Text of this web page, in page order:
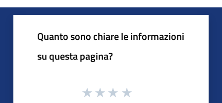
Quanto sono chiare le informazioni
su questa pagina?